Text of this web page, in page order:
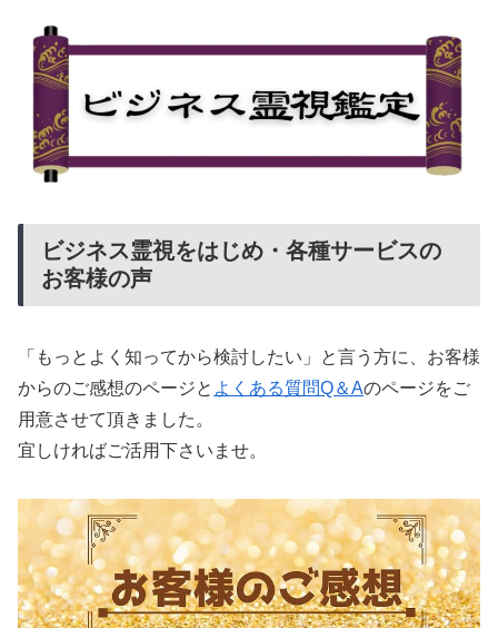
ビジネス霊視をはじめ・各種サービスの
お客様の声
「もっとよく知ってから検討したい」と言う方に、お客様
からのご感想のページと よくある質問Q＆Aのページをご
用意させて頂きました。
宜しければご活用下さいませ。